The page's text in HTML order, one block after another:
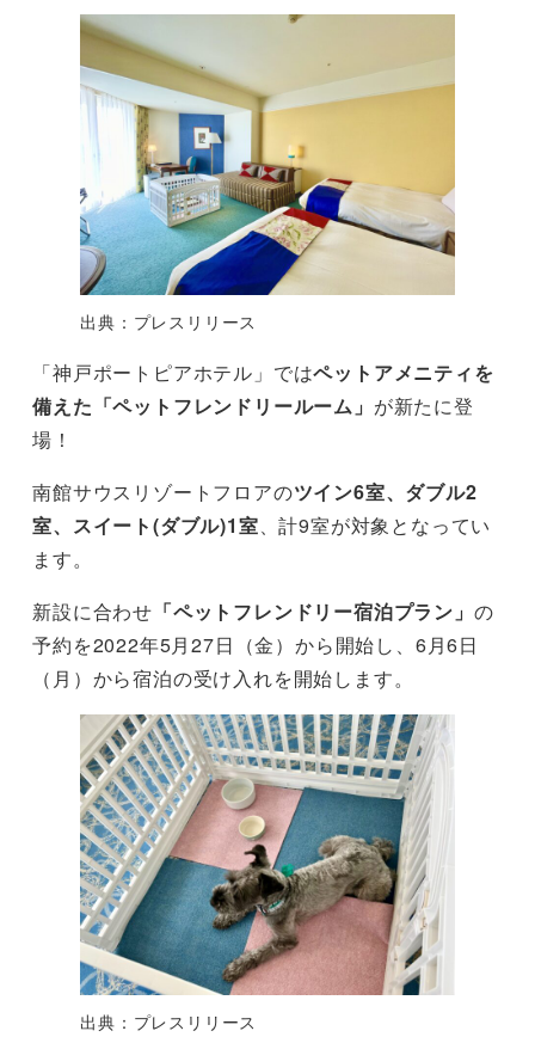
出典：プレスリリース
「神戸ポートピアホテル」ではペットアメニティを
備えた「ペットフレンドリールーム」 が新たに登
場！
南館サウスリゾートフロアのツイン6室、ダブル2
室、スイート(ダブル)1室、計9室が対象となってい
ます。
新設に合わせ 「ペットフレンドリー宿泊プラン」 の
予約を2022年5月27日（金）から開始し、6月6日
（月）から宿泊の受け入れを開始します。
出典：プレスリリース